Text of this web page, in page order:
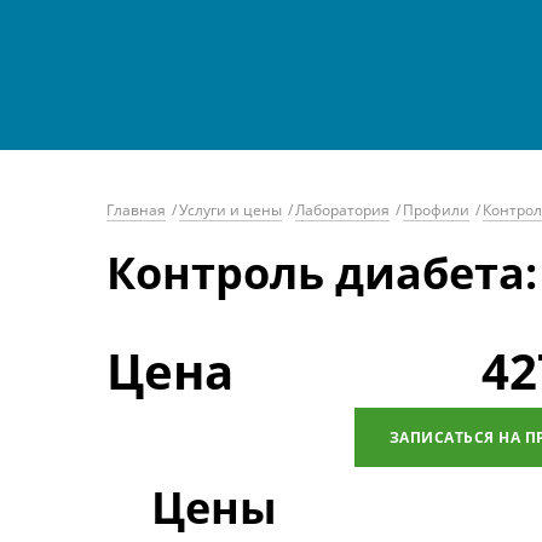
Главная /Услуги и цены /Лаборатория /Профили /
Контроль
Цена
ЗАПИСАТЬСЯ НА
Цены